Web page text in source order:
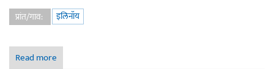
प्रांत/गाव:
इलिनॉय
Read more